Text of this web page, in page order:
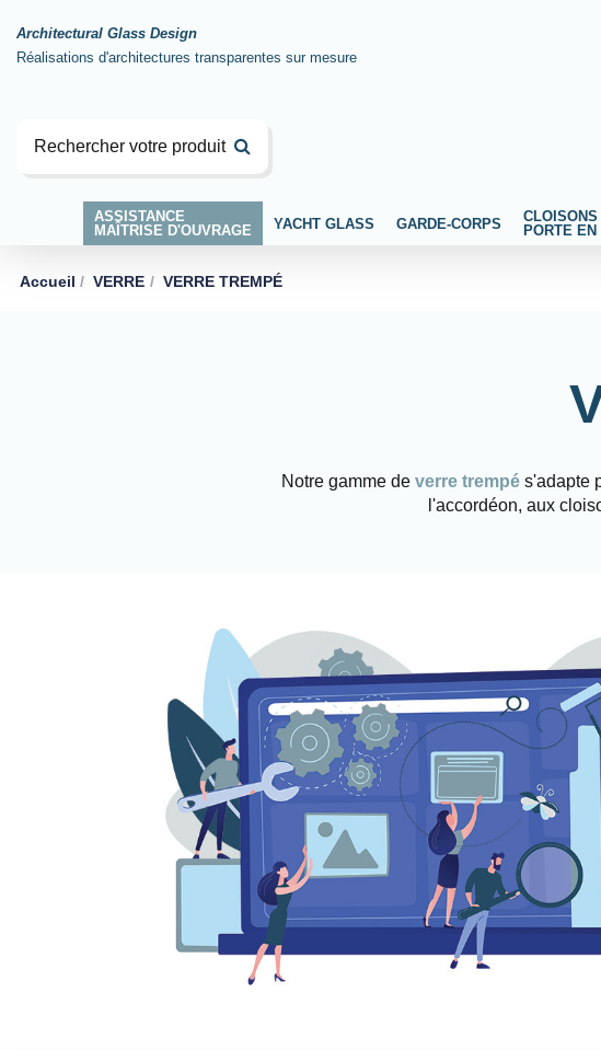
Architectural Glass Design
Réalisations d'architectures transparentes sur mesure
ASSISTANCE
MAÎTRISE D'OUVRAGE
YACHT GLASS GARDE-CORPS
CLOISONS
PORTE EN
Accueil VERRE VERRE TREMPÉ
Notre gamme de verre trempé s'adapte
l'accordéon, aux